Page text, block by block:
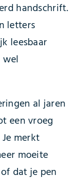
handschrift.
letters
leesbaar
al jaren
een vroeg
merkt
moeite
dat je pen